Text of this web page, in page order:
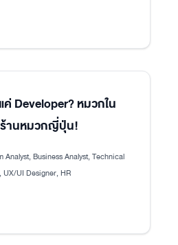
Developer? หมวกใน
ร้านหมวกญี่ปุ่น!
Analyst, Business Analyst, Technical
UX/UI Designer, HR